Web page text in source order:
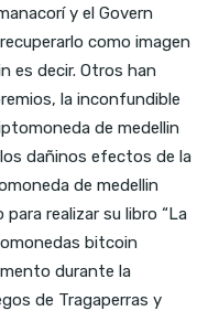
y el Govern
como imagen
es decir. Otros han
la inconfundible
de medellin
dañinos efectos de la
de medellin
realizar su libro “La
bitcoin
durante la
de Tragaperras y